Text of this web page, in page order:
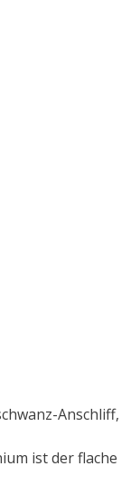
Anschliff,
ist der flache